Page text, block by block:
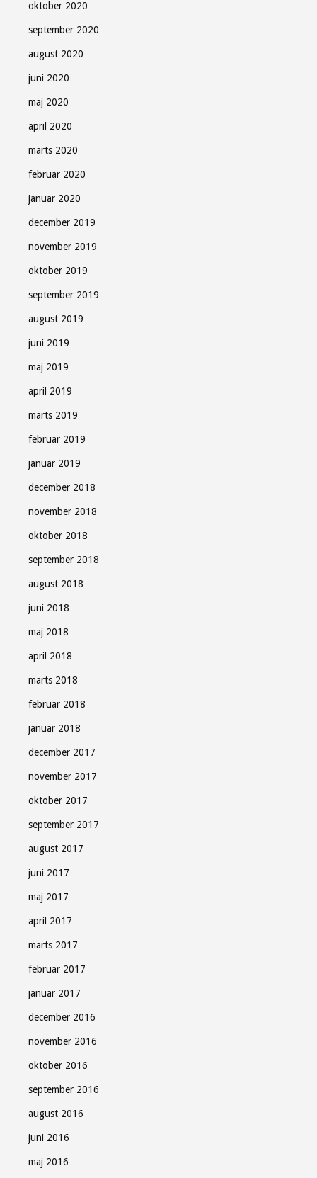
oktober 2020
september 2020
august 2020
juni 2020
maj 2020
april 2020
marts 2020
februar 2020
januar 2020
december 2019
november 2019
oktober 2019
september 2019
august 2019
juni 2019
maj 2019
april 2019
marts 2019
februar 2019
januar 2019
december 2018
november 2018
oktober 2018
september 2018
august 2018
juni 2018
maj 2018
april 2018
marts 2018
februar 2018
januar 2018
december 2017
november 2017
oktober 2017
september 2017
august 2017
juni 2017
maj 2017
april 2017
marts 2017
februar 2017
januar 2017
december 2016
november 2016
oktober 2016
september 2016
august 2016
juni 2016
maj 2016